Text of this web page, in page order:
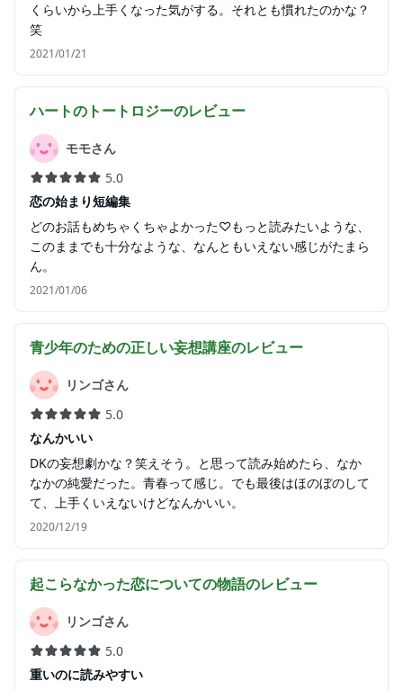
くらいから上手くなった気がする。それとも慣れたのかな？
笑
2021/01/21
ハートのトートロジーのレビュー
モモさん
5.0
恋の始まり短編集
どのお話もめちゃくちゃよかった♡もっと読みたいような、
このままでも十分なような、なんともいえない感じがたまら
ん。
2021/01/06
青少年のための正しい妄想講座のレビュー
リンゴさん
5.0
なんかいい
DKの妄想劇かな？笑えそう。と思って読み始めたら、なか
なかの純愛だった。青春って感じ。でも最後はほのぼのして
て、上手くいえないけどなんかいい。
2020/12/19
起こらなかった恋についての物語のレビュー
リンゴさん
5.0
重いのに読みやすい